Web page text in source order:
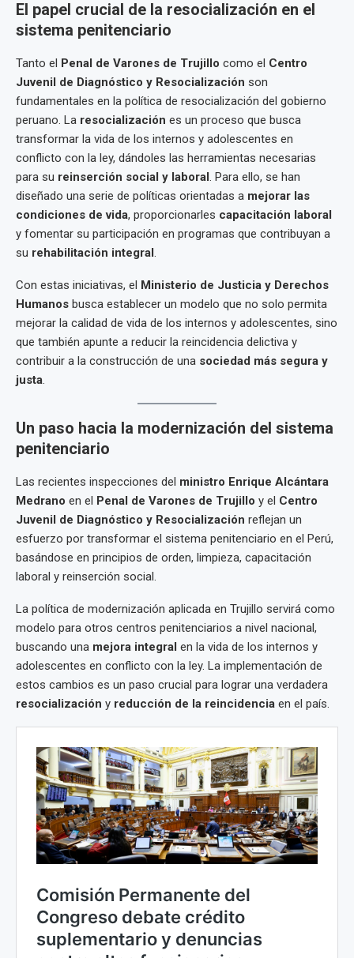
El papel crucial de la resocialización en el
sistema penitenciario
Tanto el Penal de Varones de Trujillo como el Centro
Juvenil de Diagnóstico y Resocialización son
fundamentales en la política de resocialización del gobierno
peruano. La resocialización es un proceso que busca
transformar la vida de los internos y adolescentes en
conflicto con la ley, dándoles las herramientas necesarias
para su reinserción social y laboral. Para ello, se han
diseñado una serie de políticas orientadas a mejorar las
condiciones de vida, proporcionarles capacitación laboral
y fomentar su participación en programas que contribuyan a
su rehabilitación integral.
Con estas iniciativas, el Ministerio de Justicia y Derechos
Humanos busca establecer un modelo que no solo permita
mejorar la calidad de vida de los internos y adolescentes, sino
que también apunte a reducir la reincidencia delictiva y
contribuir a la construcción de una sociedad más segura y
justa.
Un paso hacia la modernización del sistema
penitenciario
Las recientes inspecciones del ministro Enrique Alcántara
Medrano en el Penal de Varones de Trujillo y el Centro
Juvenil de Diagnóstico y Resocialización reflejan un
esfuerzo por transformar el sistema penitenciario en el Perú,
basándose en principios de orden, limpieza, capacitación
laboral y reinserción social.
La política de modernización aplicada en Trujillo servirá como
modelo para otros centros penitenciarios a nivel nacional,
buscando una mejora integral en la vida de los internos y
adolescentes en conflicto con la ley. La implementación de
estos cambios es un paso crucial para lograr una verdadera
resocialización y reducción de la reincidencia en el país.